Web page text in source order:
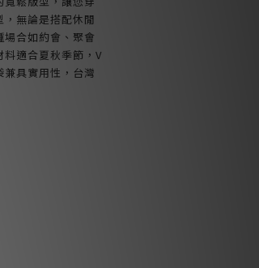
無論是搭配休閒
合如約會、聚會
適合夏秋季節，V
具實用性，台灣